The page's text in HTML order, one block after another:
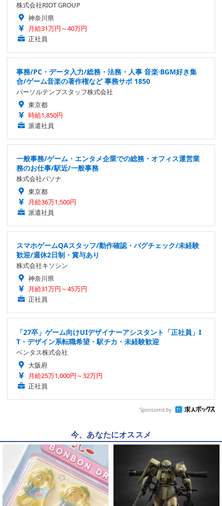
株式会社RIOT GROUP
神奈川県
月給31万円～40万円
正社員
事務/PC・データ入力/総務・法務・人事 音楽·BGM好き集
合/ゲーム音楽の著作権など 事務サポ 1850
パーソルテンプスタッフ株式会社
東京都
時給1,850円
派遣社員
一般事務/ゲーム・エンタメ企業での総務・オフィス運営業
務のお仕事/駅近/一般事務
株式会社パソナ
東京都
月給36万1,500円
派遣社員
スマホゲームQAスタッフ/動作確認・バグチェック/未経験
歓迎/週休2日制・賞与あり
株式会社キソシン
神奈川県
月給31万円～45万円
正社員
「27卒」ゲーム向けUIデザイナーアシスタント「正社員」I
T・デザイン系転職希望・駅チカ・未経験歓迎
ベンタス株式会社
大阪府
月給25万1,000円～32万円
正社員
Sponsored by
今、あなたにオススメ